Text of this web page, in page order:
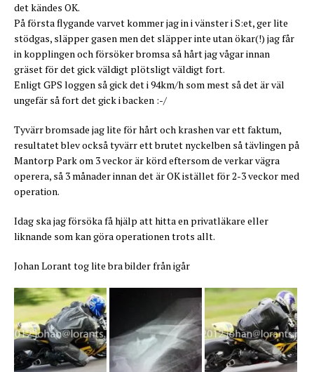
det kändes OK.
På första flygande varvet kommer jag in i vänster i S:et, ger lite
stödgas, släpper gasen men det släpper inte utan ökar(!) jag får
in kopplingen och försöker bromsa så hårt jag vågar innan
gräset för det gick väldigt plötsligt väldigt fort.
Enligt GPS loggen så gick det i 94km/h som mest så det är väl
ungefär så fort det gick i backen :-/
Tyvärr bromsade jag lite för hårt och krashen var ett faktum,
resultatet blev också tyvärr ett brutet nyckelben så tävlingen på
Mantorp Park om 3 veckor är körd eftersom de verkar vägra
operera, så 3 månader innan det är OK istället för 2-3 veckor med
operation.
Idag ska jag försöka få hjälp att hitta en privatläkare eller
liknande som kan göra operationen trots allt.
Johan Lorant tog lite bra bilder från igår